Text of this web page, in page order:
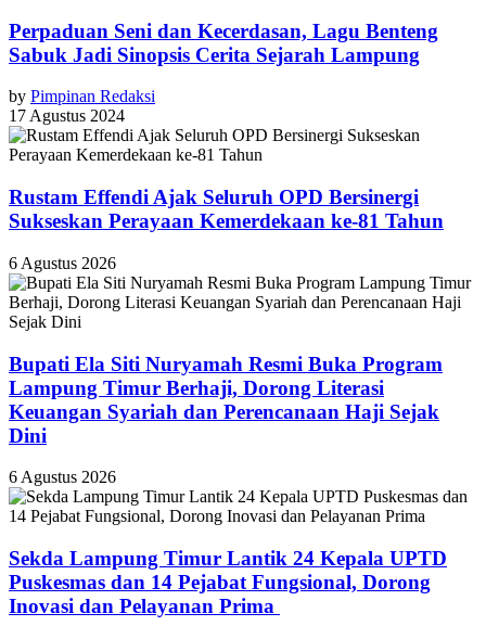
Perpaduan Seni dan Kecerdasan, Lagu Benteng
Sabuk Jadi Sinopsis Cerita Sejarah Lampung
by Pimpinan Redaksi
17 Agustus 2024
Rustam Effendi Ajak Seluruh OPD Bersinergi
Sukseskan Perayaan Kemerdekaan ke-81 Tahun
6 Agustus 2026
Bupati Ela Siti Nuryamah Resmi Buka Program
Lampung Timur Berhaji, Dorong Literasi
Keuangan Syariah dan Perencanaan Haji Sejak
Dini
6 Agustus 2026
‎Sekda Lampung Timur Lantik 24 Kepala UPTD
Puskesmas dan 14 Pejabat Fungsional, Dorong
Inovasi dan Pelayanan Prima ‎